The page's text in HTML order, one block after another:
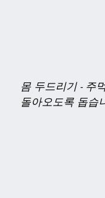
몸 두드리기 - 주
돌아오도록 돕습